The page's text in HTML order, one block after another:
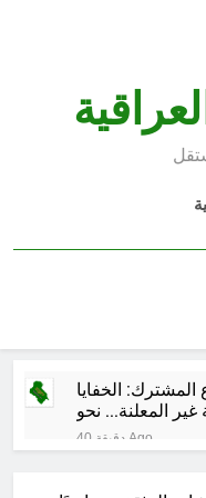
المشترك: الخفايا
غير المعلنة… نحو
الشرق الأوسط ؟
40 دقيقة Ago